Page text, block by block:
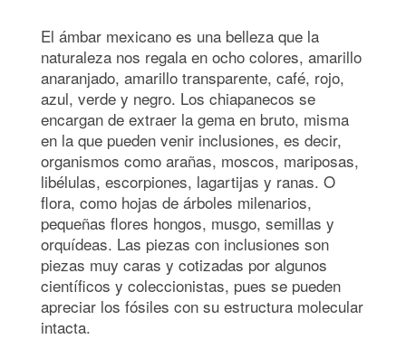
El ámbar mexicano es una belleza que la
naturaleza nos regala en ocho colores, amarillo
anaranjado, amarillo transparente, café, rojo,
azul, verde y negro. Los chiapanecos se
encargan de extraer la gema en bruto, misma
en la que pueden venir inclusiones, es decir,
organismos como arañas, moscos, mariposas,
libélulas, escorpiones, lagartijas y ranas. O
flora, como hojas de árboles milenarios,
pequeñas flores hongos, musgo, semillas y
orquídeas. Las piezas con inclusiones son
piezas muy caras y cotizadas por algunos
científicos y coleccionistas, pues se pueden
apreciar los fósiles con su estructura molecular
intacta.